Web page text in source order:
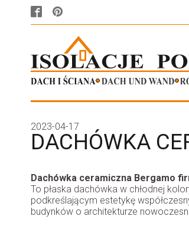
2023-04-17
DACHÓWKA
Dachówka ceramiczna Bergamo
To płaska dachówka w chłodnej
podkreślającym estetykę
budynków o architekturze